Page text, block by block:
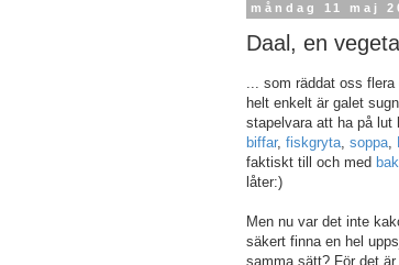
måndag 11 maj
Daal, en
... som räddat oss flera
helt enkelt är galet
stapelvara att ha på lut
biffar, fiskgryta, soppa,
faktiskt till och med
låter:)
Men nu var det inte
säkert finna en hel
samma sätt? För det